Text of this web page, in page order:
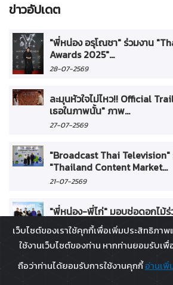
ข่าวอัปเดต
"พี่หน่อง อรุโณชา" ร่วมงาน
Awards 2025"...
28-07-2569
ละมุนหัวใจไม่ไหว!! Official
เธอในภาพนั้น" ภาพ...
27-07-2569
"Broadcast Thai Television"
"Thailand Content Market...
21-07-2569
"พี่หน่อง-พี่ไก่" มอบช่อดอกไม้
และฉลองเปิด "Cloud 11"...
19-07-2569
พระบาทสมเด็จพระเจ้าอยู่หัว ท
เว็บไซต์ของเราใช้คุกกี้เพื่อเพิ่มประสิทธิภา
ใช้งานเว็บไซต์ของท่าน หากท่านยอมรับเพื่
ถือว่าท่านได้ยอมรับการใช้งานคุกกี้อ่านเพิ่